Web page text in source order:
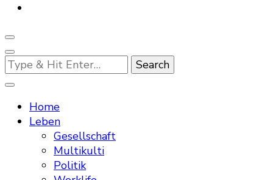
Looking
for
Something?
Home
Leben
Gesellschaft
Multikulti
Politik